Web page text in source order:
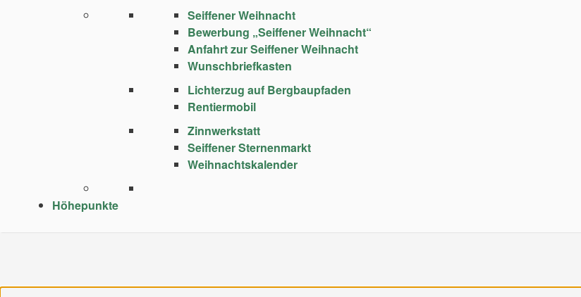
Seiffener Weihnacht
Bewerbung „Seiffener Weihnacht“
Anfahrt zur Seiffener Weihnacht
Wunschbriefkasten
Lichterzug auf Bergbaupfaden
Rentiermobil
Zinnwerkstatt
Seiffener Sternenmarkt
Weihnachtskalender
Höhepunkte